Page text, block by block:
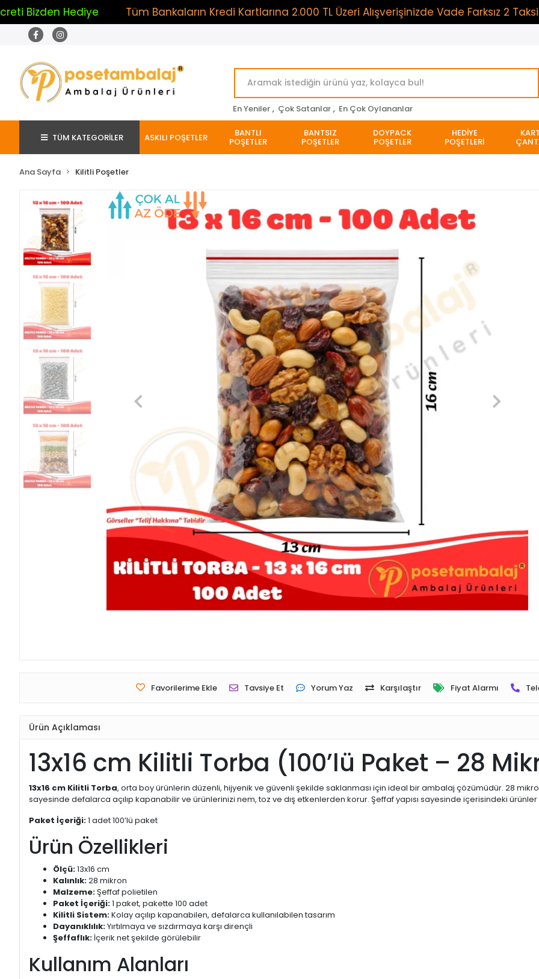
Hediye Tüm Bankaların Kredi Kartlarına 2.000 TL Üzeri Alışverişinizde Vade Farksız 2 Taksit
En Yeniler , Çok Satanlar , En Çok Oylananlar
TÜM KATEGORİLER ASKILI POŞETLER BANTLI
POŞETLER
BANTSIZ
POŞETLER
DOYPACK
POŞETLER
HEDİYE
POŞETLERİ
Ana Sayfa Kilitli Poşetler
Favorilerime Ekle Tavsiye Et Yorum Yaz Karşılaştır Fiyat Alarmı
Ürün Açıklaması
13x16 cm Kilitli Torba (100’lü Paket – 28
13x16 cm Kilitli Torba, orta boy ürünlerin düzenli, hijyenik ve güvenli şekilde saklanması için ideal bir ambalaj çözümüdür. 28 mikron
sayesinde defalarca açılıp kapanabilir ve ürünlerinizi nem, toz ve dış etkenlerden korur. Şeffaf yapısı sayesinde içerisindeki
Paket İçeriği:1 adet 100’lü paket
Ürün Özellikleri
Ölçü:13x16 cm
Kalınlık:28 mikron
Malzeme:Şeffaf polietilen
Paket İçeriği:1 paket, pakette 100 adet
Kilitli Sistem:Kolay açılıp kapanabilen, defalarca kullanılabilen tasarım
Dayanıklılık:Yırtılmaya ve sızdırmaya karşı dirençli
Şeffaflık: İçerik net şekilde görülebilir
Kullanım Alanları